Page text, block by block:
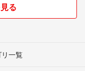
る
一覧